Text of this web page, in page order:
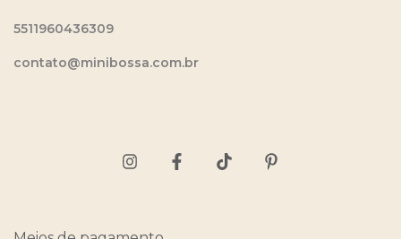
5511960436309
contato@minibossa.com.br